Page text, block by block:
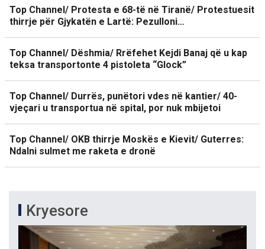
Top Channel/ Protesta e 68-të në Tiranë/ Protestuesit
thirrje për Gjykatën e Lartë: Pezulloni…
Top Channel/ Dëshmia/ Rrëfehet Kejdi Banaj që u kap
teksa transportonte 4 pistoleta “Glock”
Top Channel/ Durrës, punëtori vdes në kantier/ 40-
vjeçari u transportua në spital, por nuk mbijetoi
Top Channel/ OKB thirrje Moskës e Kievit/ Guterres:
Ndalni sulmet me raketa e dronë
Kryesore